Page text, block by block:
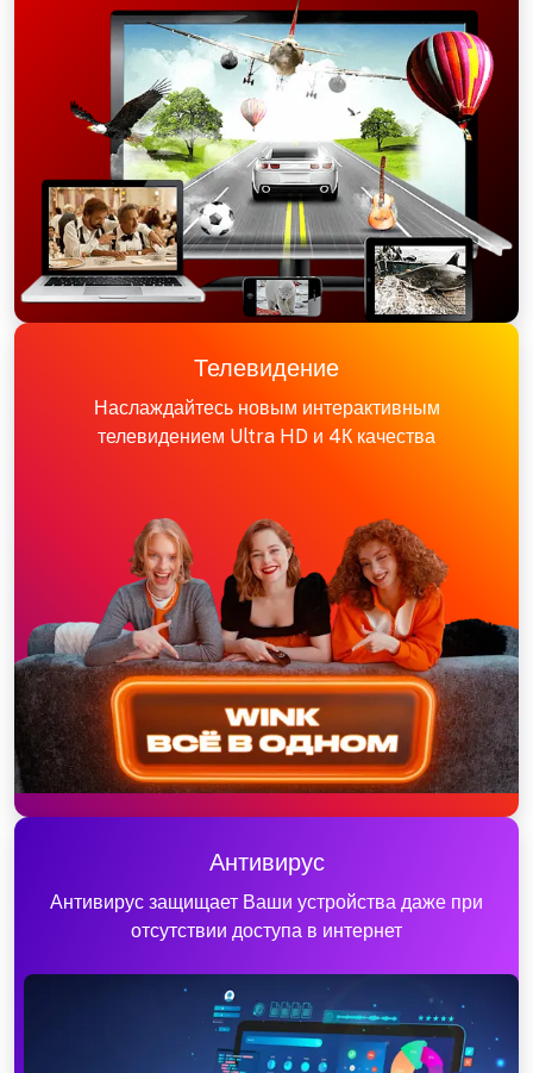
Телевидение
Наслаждайтесь новым интерактивным
телевидением Ultra HD и 4К качества
Антивирус
Антивирус защищает Ваши устройства даже при
отсутствии доступа в интернет